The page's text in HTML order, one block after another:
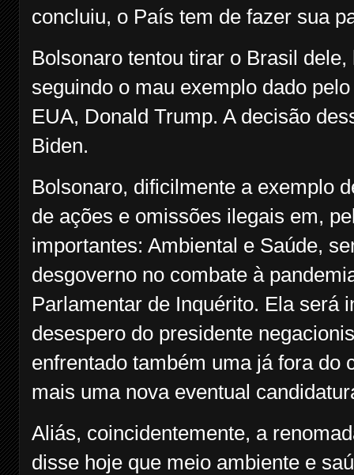
concluiu, o País tem de fazer sua
Bolsonaro tentou tirar o Brasil
seguindo o mau exemplo dado
EUA, Donald Trump. A decisão
Biden.
Bolsonaro, dificilmente a exemplo
de ações e omissões ilegais em,
importantes: Ambiental e Saúde,
desgoverno no combate à
Parlamentar de Inquérito. Ela será
desespero do presidente
enfrentado também uma já fora do
mais uma nova eventual
Aliás, coincidentemente, a
disse hoje que meio ambiente e